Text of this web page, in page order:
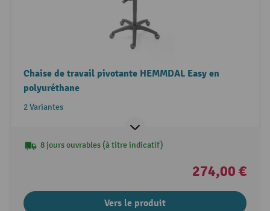
Chaise de travail pivotante HEMMDAL Easy en
polyuréthane
2 Variantes
8 jours ouvrables (à titre indicatif)
274,00 €
Vers le produit